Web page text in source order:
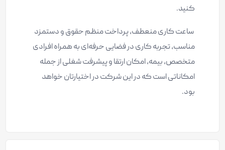
کنید.
ساعت کاری منعطف، پرداخت منظم حقوق و دستمزد
مناسب، تجربه کاری در فضایی حرفه‌ای به همراه افرادی
متخصص، بیمه، امکان ارتقا و پیشرفت شغلی از جمله
امکاناتی است که در این شرکت در اختیارتان خواهد
بود.